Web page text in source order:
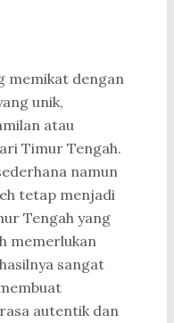
memikat dengan
unik,
atau
Timur Tengah.
namun
tetap menjadi
Tengah yang
memerlukan
sangat
autentik dan